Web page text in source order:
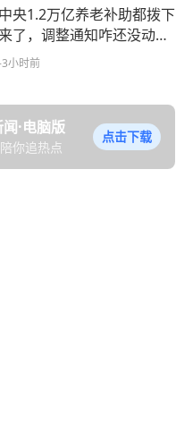
中央1.2万亿养老补助都拨下
来了，调整通知咋还没动
静？别慌，资金到位和发通
小时前
·电脑版
你追热点
点击下载